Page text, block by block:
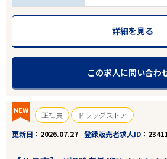
詳細を見る
この求人に問い合わ
NEW 正社員
ドラッグストア
更新日
2026.07.27 登録販売者求人ID